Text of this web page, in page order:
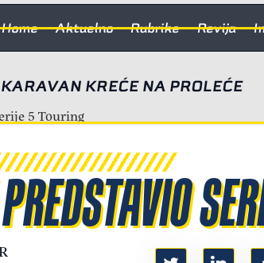
Home Aktuelno Rubrike Revija
KARAVAN KREĆE NA PROLEĆE